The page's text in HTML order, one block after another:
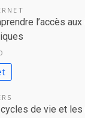
l’accès
de vie et les